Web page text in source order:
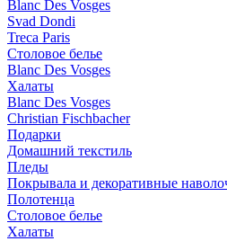
Blanc Des Vosges
Svad Dondi
Treca Paris
Столовое белье
Blanc Des Vosges
Халаты
Blanc Des Vosges
Christian Fischbacher
Подарки
Домашний текстиль
Пледы
Покрывала и декоративные
Полотенца
Столовое белье
Халаты